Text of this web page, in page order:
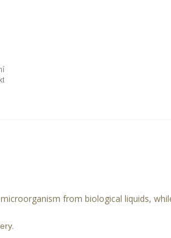
from biological liquids,